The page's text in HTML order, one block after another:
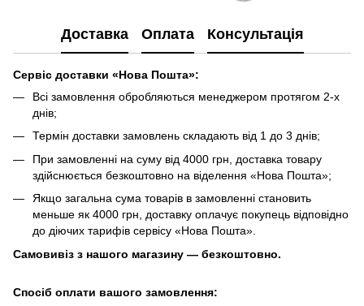
Доставка Оплата Консультація
Сервіс доставки «Нова Пошта»:
Всі замовлення обробляються менеджером протягом 2-х
днів;
Термін доставки замовлень складають від 1 до 3 днів;
При замовленні на суму від 4000 грн, доставка товару
здійснюється безкоштовно на віделення «Нова Пошта»;
Якщо загальна сума товарів в замовленні становить
меньше як 4000 грн, доставку оплачує покупець відповідно
до діючих тарифів сервісу «Нова Пошта».
Самовивіз з нашого магазину — безкоштовно.
Спосіб оплати вашого замовлення: